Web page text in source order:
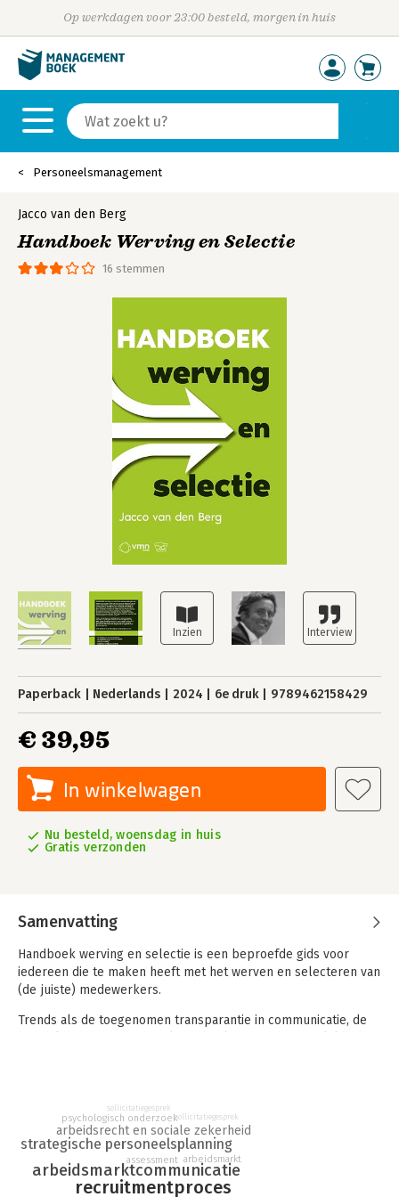
Op werkdagen voor 23:00 besteld, morgen in huis
Personeelsmanagement
16 stemmen
Jacco van den Berg
Handboek Werving en Selectie
Paperback Nederlands 2024 6e druk 9789462158429
€ 39,95
In winkelwagen
Nu besteld, woensdag in huis
Gratis verzonden
Samenvatting
Handboek werving en selectie is een beproefde gids voor
iedereen die te maken heeft met het werven en selecteren van
(de juiste) medewerkers.
Trends als de toegenomen transparantie in communicatie, de
preboarding, employee journey, Applicant Tracking Systems,
employee referrals, Total Talent Acquisition, selection bias,
onboardingapp en predictive analytics. Echter, het wervings-
en selectieproces is niet fundamenteel veranderd.
In grote lijnen verloopt dit over het algemeen nog altijd
recruitmentproces
arbeidsmarktcommunicatie
strategische personeelsplanning
arbeidsrecht en sociale zekerheid
assessment arbeidsmarkt
psychologisch onderzoek
sollicitatiegesprek
sollicitatiegesprek